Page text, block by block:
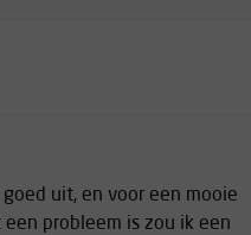
uit, en voor een mooie
probleem is zou ik een